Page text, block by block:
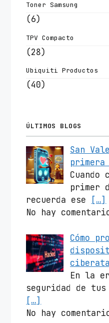
Toner Samsung
(6)
TPV Compacto
(28)
Ubiquiti Productos
(40)
ÚLTIMOS BLOGS
San
primer
recuerda ese
[…]
No hay
Cómo
En la
seguridad de
[…]
No hay